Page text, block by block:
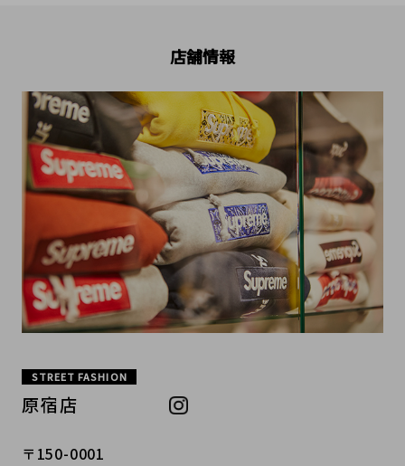
店舗情報
STREET FASHION
原宿店
〒150-0001